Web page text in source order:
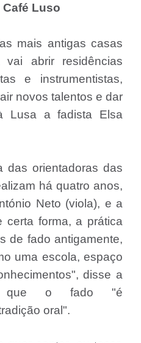
Luso
mais antigas casas
abrir residências
e instrumentistas,
novos talentos e dar
Lusa a fadista Elsa
das orientadoras das
há quatro anos,
Neto (viola), e a
certa forma, a prática
de fado antigamente,
uma escola, espaço
disse a
que o fado "é
oral".